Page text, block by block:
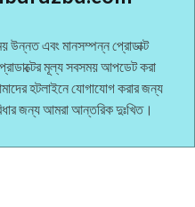
উন্নত এবং মানসম্পন্ন প্রোডাক্ট
মূল্য সবসময় আপডেট করা
হটলাইনে যোগাযোগ করার জন্য
জন্য আমরা আন্তরিক দুঃখিত।